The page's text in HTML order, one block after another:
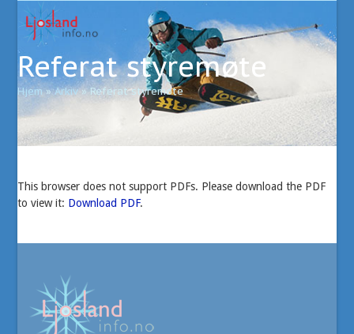
content
Open
mobile
menu
Close
mobile
menu
Referat styremøte
Hjem»Arkiv»Referat styremøte
This browser does not support PDFs. Please download the PDF
to view it: Download PDF.